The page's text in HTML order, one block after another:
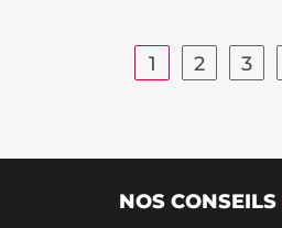
1 2 3
NOS CONSEILS